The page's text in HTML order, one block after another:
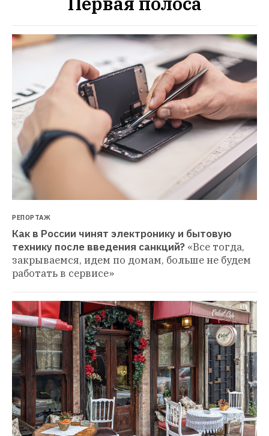
РЕПОРТАЖ
Как в России чинят электронику и бытовую
технику после введения санкций? «Все тогда,
закрываемся, идем по домам, больше не будем
работать в сервисе»